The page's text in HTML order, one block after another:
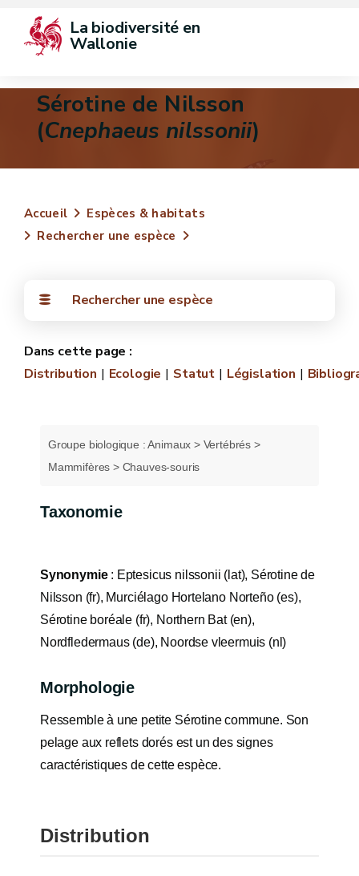
La biodiversité en
Wallonie
Sérotine de Nilsson
(Cnephaeus nilssonii)
Accueil
Espèces & habitats
Rechercher une espèce
Rechercher une espèce
Distribution Ecologie Statut Législation
Groupe biologique : Animaux > Vertébrés >
Mammifères > Chauves-souris
Taxonomie
Synonymie: Eptesicus nilssonii (lat), Sérotine de
Nilsson (fr), Murciélago Hortelano Norteño (es),
Sérotine boréale (fr), Northern Bat (en),
Nordfledermaus (de), Noordse vleermuis (nl)
Morphologie
Ressemble à une petite Sérotine commune. Son
pelage aux reflets dorés est un des signes
caractéristiques de cette espèce.
Distribution